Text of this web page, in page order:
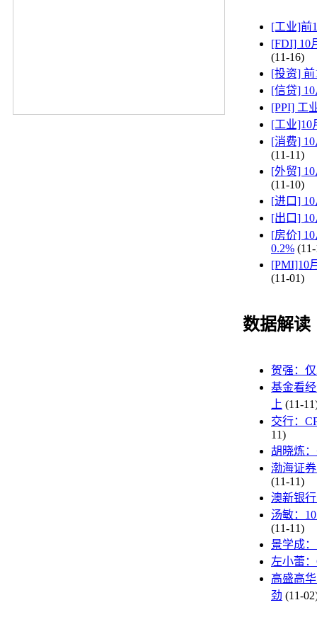
[工业]前
[FDI] 10
(11-16)
[投资] 前
[信贷]
[PPI] 工
[工业]10
[消费]
(11-11)
[外贸]
(11-10)
[进口]
[出口]
[房价]
0.2%
[PMI]10
(11-01)
数据解读
贺强：
基金看
上 (11-
交行：
11)
胡晓炼
渤海证
(11-11)
澳新银
汤敏：
(11-11)
景学成
左小蕾
高盛高
劲 (11-